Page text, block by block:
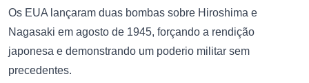
Os EUA lançaram duas bombas sobre Hiroshima e
Nagasaki em agosto de 1945, forçando a rendição
japonesa e demonstrando um poderio militar sem
precedentes.